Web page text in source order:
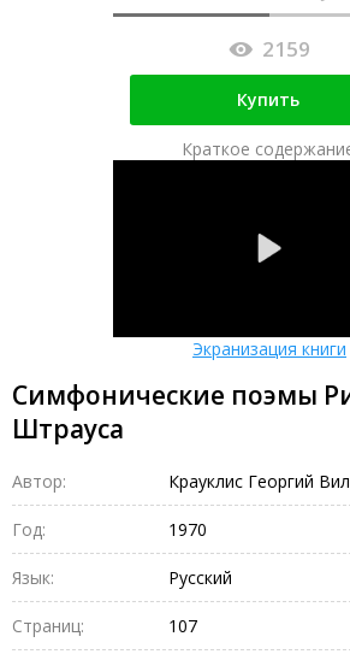
2159
Купить
Краткое
Экранизация книги
Симфонические поэмы
Штрауса
Автор: Крауклис Георгий
Год: 1970
Язык: Русский
Страниц: 107